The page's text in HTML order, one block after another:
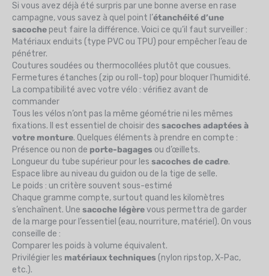
Si vous avez déjà été surpris par une bonne averse en rase
campagne, vous savez à quel point l’étanchéité d’une
sacoche peut faire la différence. Voici ce qu’il faut surveiller :
Matériaux enduits (type PVC ou TPU) pour empêcher l’eau de
pénétrer.
Coutures soudées ou thermocollées plutôt que cousues.
Fermetures étanches (zip ou roll-top) pour bloquer l’humidité.
La compatibilité avec votre vélo : vérifiez avant de
commander
Tous les vélos n’ont pas la même géométrie ni les mêmes
fixations. Il est essentiel de choisir des sacoches adaptées à
votre monture. Quelques éléments à prendre en compte :
Présence ou non de porte-bagages ou d’œillets.
Longueur du tube supérieur pour les sacoches de cadre.
Espace libre au niveau du guidon ou de la tige de selle.
Le poids : un critère souvent sous-estimé
Chaque gramme compte, surtout quand les kilomètres
s’enchaînent. Une sacoche légèrevous permettra de garder
de la marge pour l’essentiel (eau, nourriture, matériel). On vous
conseille de :
Comparer les poids à volume équivalent.
Privilégier les matériaux techniques (nylon ripstop, X-Pac,
etc.).